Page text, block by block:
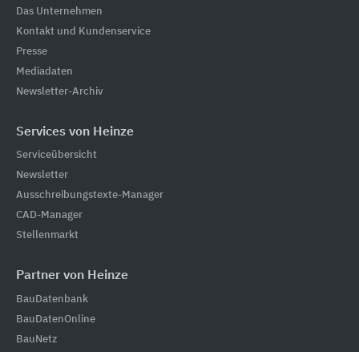
Das Unternehmen
Kontakt und Kundenservice
Presse
Mediadaten
Newsletter-Archiv
Services von Heinze
Serviceübersicht
Newsletter
Ausschreibungstexte-Manager
CAD-Manager
Stellenmarkt
Partner von Heinze
BauDatenbank
BauDatenOnline
BauNetz